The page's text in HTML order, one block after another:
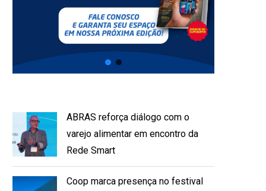
ABRAS reforça diálogo com o
varejo alimentar em encontro da
Rede Smart
Coop marca presença no festival